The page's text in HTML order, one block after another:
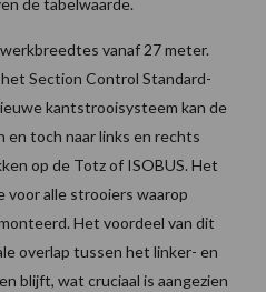
vanaf 27 meter.
Section Control Standard-
kantstrooisysteem kan de
en toch naar links en rechts
op de Totz of ISOBUS. Het
alle strooiers waarop
Het voordeel van dit
overlap tussen het linker- en
blijft, wat cruciaal is aangezien